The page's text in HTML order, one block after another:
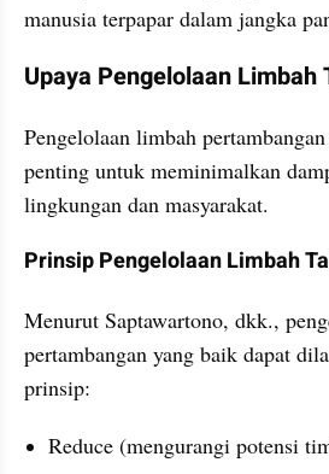
manusia terpapar dalam jangka
Upaya Pengelolaan Limbah
Pengelolaan limbah
penting untuk meminimalkan
lingkungan dan masyarakat.
Prinsip Pengelolaan Limbah
Menurut Saptawartono, dkk.,
pertambangan yang baik dapat
prinsip:
Reduce (mengurangi potensi